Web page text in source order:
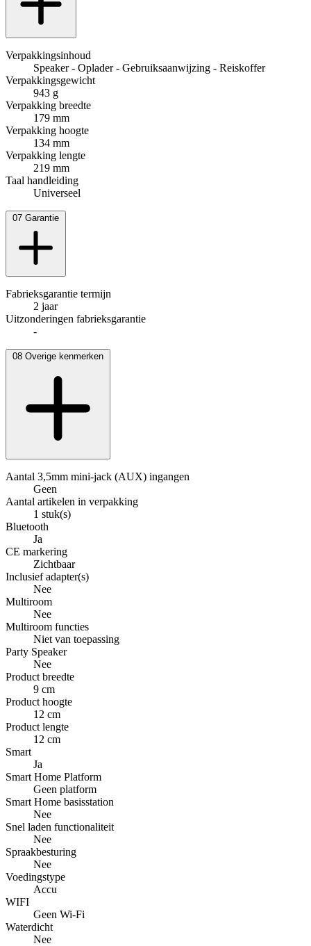
Verpakkingsinhoud
Speaker - Oplader - Gebruiksaanwijzing - Reiskoffer
Verpakkingsgewicht
943 g
Verpakking breedte
179 mm
Verpakking hoogte
134 mm
Verpakking lengte
219 mm
Taal handleiding
Universeel
07 Garantie
Fabrieksgarantie termijn
2 jaar
Uitzonderingen fabrieksgarantie
-
08 Overige kenmerken
Aantal 3,5mm mini-jack (AUX) ingangen
Geen
Aantal artikelen in verpakking
1 stuk(s)
Bluetooth
Ja
CE markering
Zichtbaar
Inclusief adapter(s)
Nee
Multiroom
Nee
Multiroom functies
Niet van toepassing
Party Speaker
Nee
Product breedte
9 cm
Product hoogte
12 cm
Product lengte
12 cm
Smart
Ja
Smart Home Platform
Geen platform
Smart Home basisstation
Nee
Snel laden functionaliteit
Nee
Spraakbesturing
Nee
Voedingstype
Accu
WIFI
Geen Wi-Fi
Waterdicht
Nee